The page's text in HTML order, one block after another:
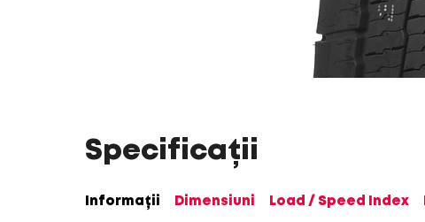
Specificații
Informații Dimensiuni Load / Speed Index